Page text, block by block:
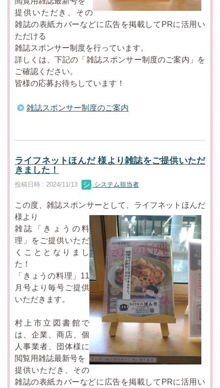
提供いただき、その
雑誌の表紙カバーなどに広告を掲載してPRに活用い
ただける
雑誌スポンサー制度を行っています。
詳しくは、下記の「雑誌スポンサー制度のご案内」を
ご確認ください。
皆様の応募お待ちしています！
雑誌スポンサー制度のご案内
ライフネットほんだ 様より雑誌をご提供いただ
きました！
投稿日時 : 2024/11/13 システム担当者
この度、雑誌スポンサーとして、ライフネットほんだ
様より
雑誌「きょうの料
理」をご提供いただ
くこととなりまし
た！
「きょうの料理」11
月号より毎号ご提供
いただきます。
村上市立図書館で
は、企業、商店、個
人事業者、団体様に
閲覧用雑誌最新号を
提供いただき、その
雑誌の表紙カバーなどに広告を掲載してPRに活用い